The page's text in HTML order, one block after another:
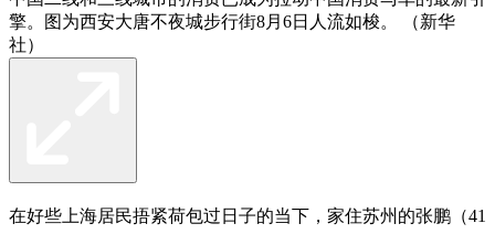
擎。图为西安大唐不夜城步行街8月6日人流如梭。 （新华
社）
在好些上海居民捂紧荷包过日子的当下，家住苏州的张鹏（41